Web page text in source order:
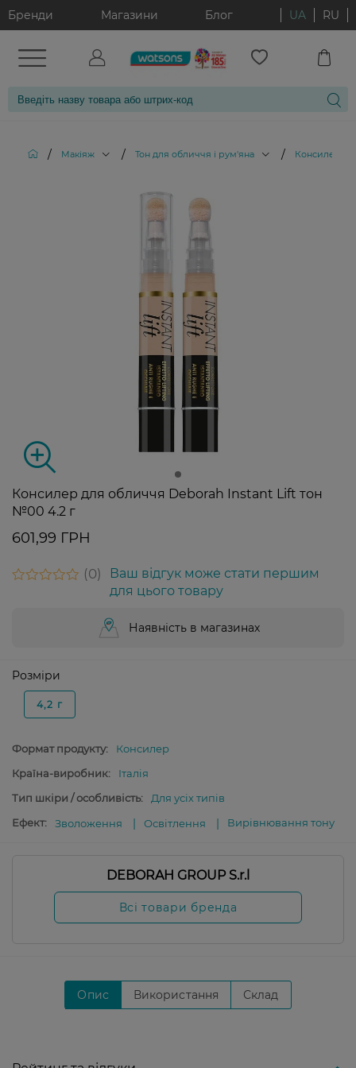
Бренди Магазини Блог UA RU
/ Макіяж / Тон для обличчя і рум'яна / Консилери
Консилер для обличчя Deborah Instant Lift тон
№00 4.2 г
601,99 ГРН
0
Ваш відгук може стати першим
для цього товару
Наявність в магазинах
Розміри
4,2 г
Формат продукту:
Консилер
Країна-виробник:
Італія
Тип шкіри / особливість:
Для усіх типів
Ефект:
Зволоження Освітлення Вирівнювання тону
DEBORAH GROUP S.r.l
Всі товари бренда
Опис Використання Склад